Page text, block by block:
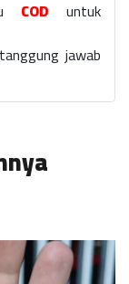
COD untuk
jawab